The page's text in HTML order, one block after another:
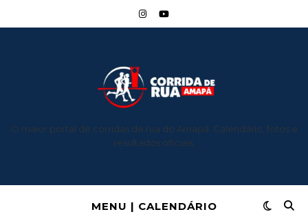
O maior portal de corridas de rua do Amapá: Calendário, fotos e
resultados oficiais.
MENU | CALENDÁRIO